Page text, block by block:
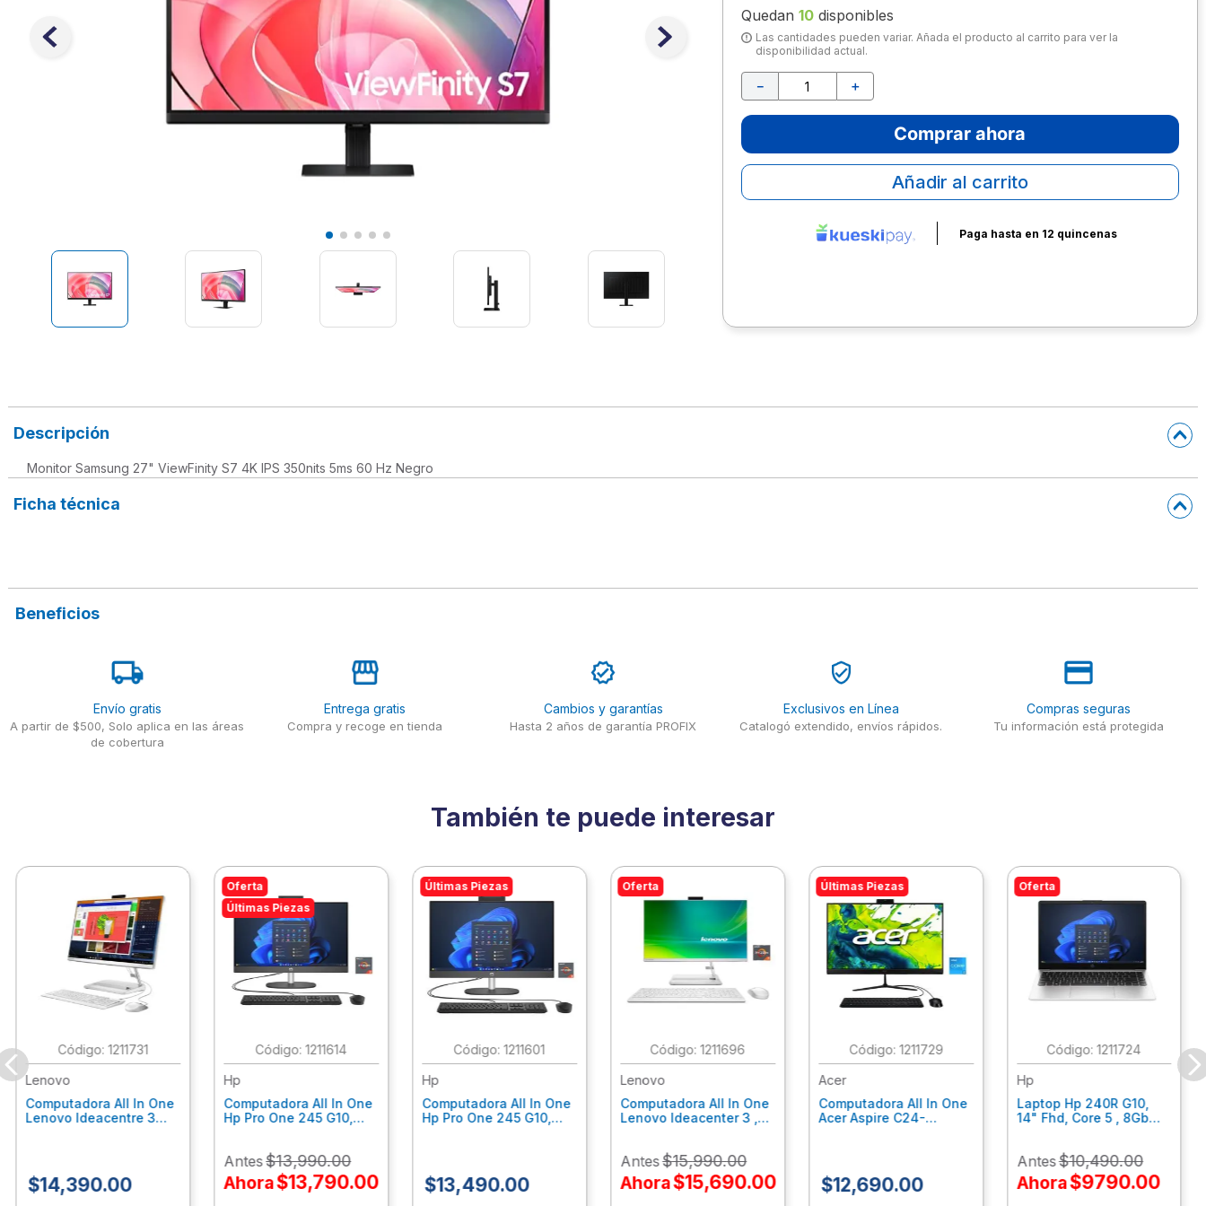
Quedan 10disponibles
Las cantidades pueden variar. Añada el producto al carrito para ver la
disponibilidad actual.
＋
－
Comprar ahora
Añadir al carrito
Paga hasta en 12 quincenas
Descripción
Monitor Samsung 27" ViewFinity S7 4K IPS 350nits 5ms 60 Hz Negro
Ficha técnica
Beneficios
Envío gratis
A partir de $500, Solo aplica en las áreas
de cobertura
Entrega gratis
Compra y recoge en tienda
Cambios y garantías
Hasta 2 años de garantía PROFIX
Exclusivos en Línea
Catalogó extendido, envíos rápidos.
Compras seguras
Tu información está protegida
También te puede interesar
:1211731
Lenovo
Computadora All In One
Lenovo Ideacentre 3
F0G1014Ald
$14,390.00
Oferta
Últimas Piezas
:1211614
Hp
Computadora All In One
Hp Pro One 245 G10,
Fhd, Win11Home
9P7K6La
Antes$13,990.00
Ahora$13,790.00
Últimas Piezas
:1211601
Hp
Computadora All In One
Hp Pro One 245 G10,
9P7K5La
$13,490.00
Oferta
:1211696
Lenovo
Computadora All In One
Lenovo Ideacenter 3 ,
Fhd, Win11 Home
F0G1014Nld
Antes$15,990.00
Ahora$15,690.00
Últimas Piezas
: 1211729
Acer
Computadora All In One
Acer Aspire C24-
Dq.Bmjal.002
$12,690.00
Oferta
:1211724
Hp
Laptop Hp 240R G10,
14" Fhd, Core 5 , 8Gb
Antes$10,490.00
Ahora$9790.00
10. lapiz